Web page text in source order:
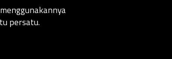
persatu.